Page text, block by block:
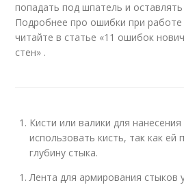
попадать под шпатель и
Подробнее про ошибки при работе
читайте в статье «11 ошибок
стен» .
Кисти или валики для
использовать кисть, так как ей
глубину стыка.
Лента для армирования стыков